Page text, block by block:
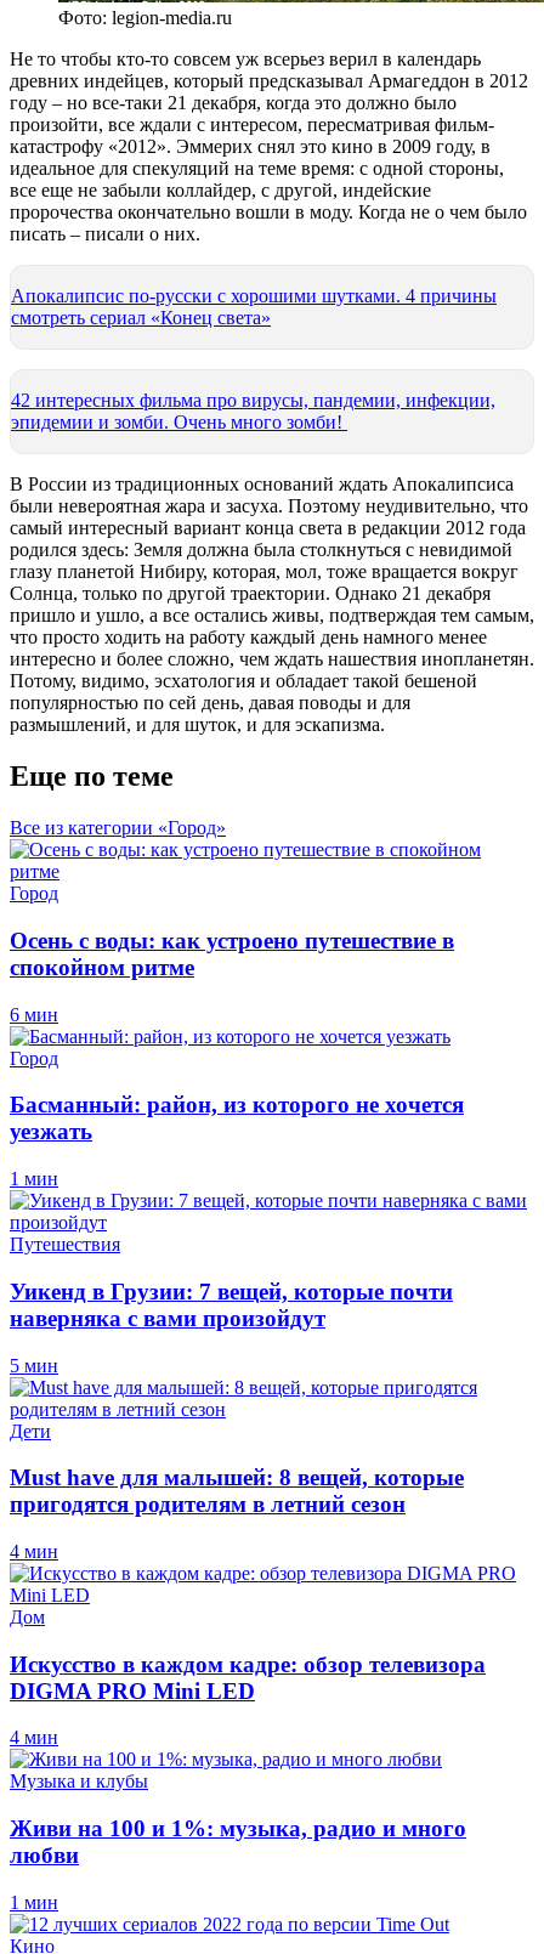
Фото: legion-media.ru
Не то чтобы кто-то совсем уж всерьез верил в календарь
древних индейцев, который предсказывал Армагеддон в 2012
году – но все-таки 21 декабря, когда это должно было
произойти, все ждали с интересом, пересматривая фильм-
катастрофу «2012». Эммерих снял это кино в 2009 году, в
идеальное для спекуляций на теме время: с одной стороны,
все еще не забыли коллайдер, с другой, индейские
пророчества окончательно вошли в моду. Когда не о чем было
писать – писали о них.
Апокалипсис по-русски с хорошими шутками. 4 причины
смотреть сериал «Конец света»
42 интересных фильма про вирусы, пандемии, инфекции,
эпидемии и зомби. Очень много зомби!
В России из традиционных оснований ждать Апокалипсиса
были невероятная жара и засуха. Поэтому неудивительно, что
самый интересный вариант конца света в редакции 2012 года
родился здесь: Земля должна была столкнуться с невидимой
глазу планетой Нибиру, которая, мол, тоже вращается вокруг
Солнца, только по другой траектории. Однако 21 декабря
пришло и ушло, а все остались живы, подтверждая тем самым,
что просто ходить на работу каждый день намного менее
интересно и более сложно, чем ждать нашествия инопланетян.
Потому, видимо, эсхатология и обладает такой бешеной
популярностью по сей день, давая поводы и для
размышлений, и для шуток, и для эскапизма.
Еще по теме
Все из категории «Город»
Город
Осень с воды: как устроено путешествие в
спокойном ритме
6 мин
Город
Басманный: район, из которого не хочется
уезжать
1 мин
Путешествия
Уикенд в Грузии: 7 вещей, которые почти
наверняка с вами произойдут
5 мин
Дети
Must have для малышей: 8 вещей, которые
пригодятся родителям в летний сезон
4 мин
Дом
Искусство в каждом кадре: обзор телевизора
DIGMA PRO Mini LED
4 мин
Музыка и клубы
Живи на 100 и 1%: музыка, радио и много
любви
1 мин
Кино